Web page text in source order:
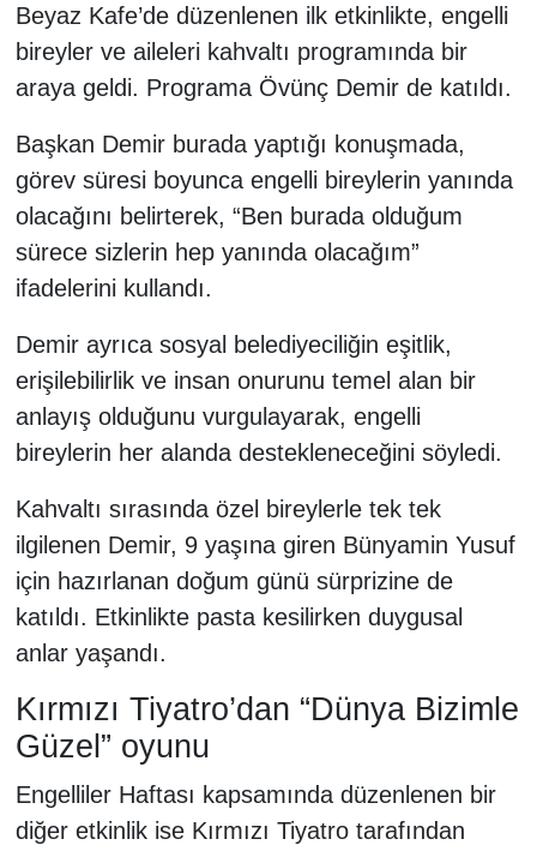
Beyaz Kafe’de düzenlenen ilk etkinlikte, engelli
bireyler ve aileleri kahvaltı programında bir
araya geldi. Programa Övünç Demir de katıldı.
Başkan Demir burada yaptığı konuşmada,
görev süresi boyunca engelli bireylerin yanında
olacağını belirterek, “Ben burada olduğum
sürece sizlerin hep yanında olacağım”
ifadelerini kullandı.
Demir ayrıca sosyal belediyeciliğin eşitlik,
erişilebilirlik ve insan onurunu temel alan bir
anlayış olduğunu vurgulayarak, engelli
bireylerin her alanda destekleneceğini söyledi.
Kahvaltı sırasında özel bireylerle tek tek
ilgilenen Demir, 9 yaşına giren Bünyamin Yusuf
için hazırlanan doğum günü sürprizine de
katıldı. Etkinlikte pasta kesilirken duygusal
anlar yaşandı.
Kırmızı Tiyatro’dan “Dünya Bizimle
Güzel” oyunu
Engelliler Haftası kapsamında düzenlenen bir
diğer etkinlik ise Kırmızı Tiyatro tarafından